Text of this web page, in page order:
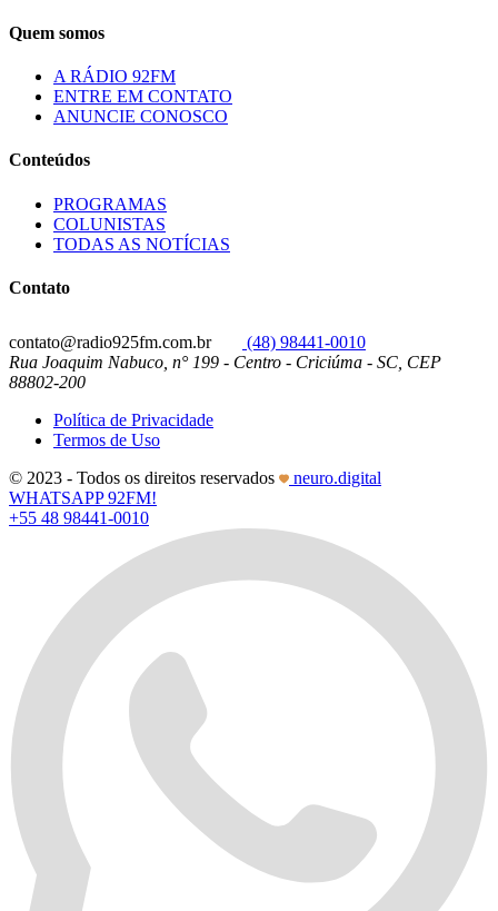
Quem somos
A RÁDIO 92FM
ENTRE EM CONTATO
ANUNCIE CONOSCO
Conteúdos
PROGRAMAS
COLUNISTAS
TODAS AS NOTÍCIAS
Contato
contato@radio925fm.com.br
(48) 98441-0010
Rua Joaquim Nabuco, n° 199 - Centro - Criciúma - SC, CEP
88802-200
Política de Privacidade
Termos de Uso
© 2023 - Todos os direitos reservados
neuro.digital
WHATSAPP 92FM!
+55 48 98441-0010